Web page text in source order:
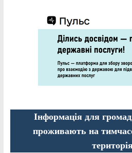
Інформація для
проживають на